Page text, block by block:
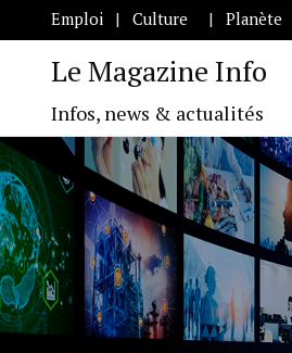
Emploi Culture Planète
Le Magazine Info
Infos, news & actualités